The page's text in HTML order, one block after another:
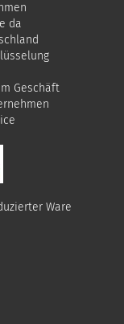
da
Geschäft
Ware